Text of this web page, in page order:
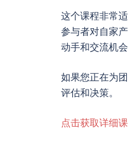
这个课程非常
参与者对自家
动手和交流机会
如果您正在为
评估和决策。
点击获取详细